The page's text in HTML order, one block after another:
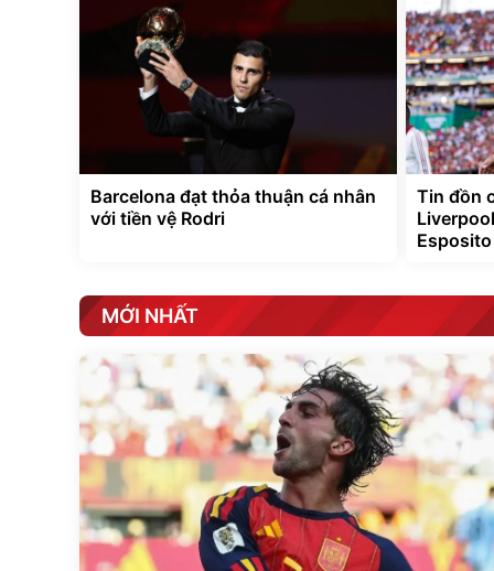
Barcelona đạt thỏa thuận cá nhân
với tiền vệ Rodri
Tin đồn
MỚI NHẤT